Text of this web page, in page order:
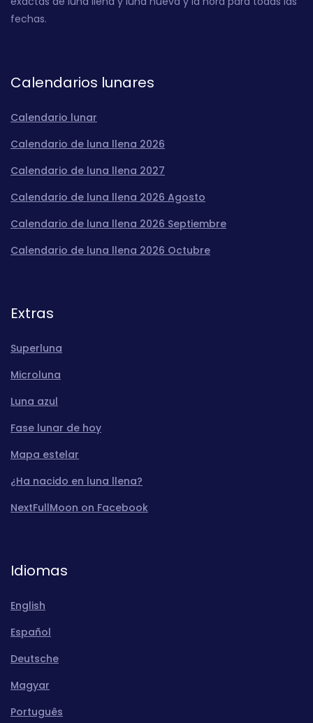
fechas.
Calendarios lunares
Calendario lunar
Calendario de luna llena 2026
Calendario de luna llena 2027
Calendario de luna llena 2026 Agosto
Calendario de luna llena 2026 Septiembre
Calendario de luna llena 2026 Octubre
Extras
Superluna
Microluna
Luna azul
Fase lunar de hoy
Mapa estelar
¿Ha nacido en luna llena?
NextFullMoon on Facebook
Idiomas
English
Español
Deutsche
Magyar
Português